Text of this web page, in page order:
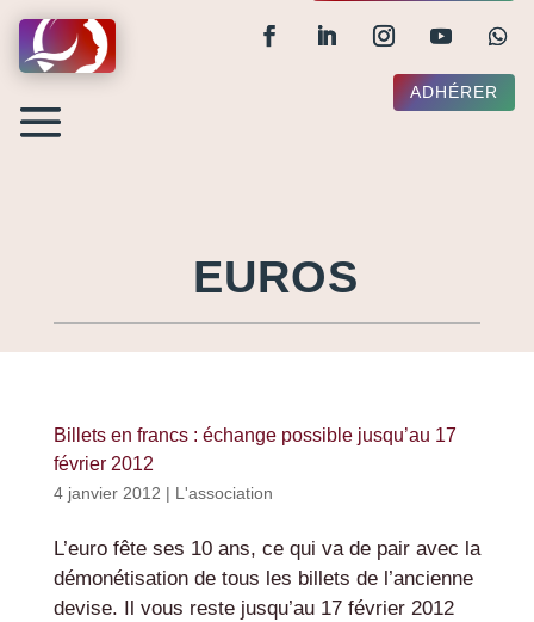
ADHÉRER
EUROS
Billets en francs : échange possible jusqu’au 17
février 2012
4 janvier 2012 | L'association
L’euro fête ses 10 ans, ce qui va de pair avec la
démonétisation de tous les billets de l’ancienne
devise. Il vous reste jusqu’au 17 février 2012